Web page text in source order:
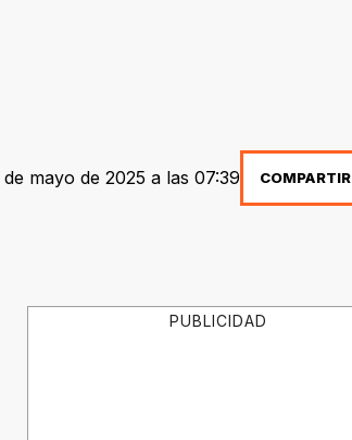
mayo de 2025 a las 07:39 COMPARTIR
PUBLICIDAD